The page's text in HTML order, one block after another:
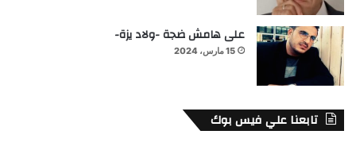
على هامش ضجة -ولاد يزة-
15 مارس، 2024
تابعنا علي فيس بوك